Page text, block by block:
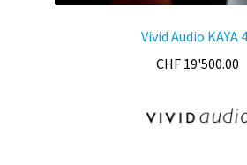
Vivid Audio KAYA
CHF 19'500.00